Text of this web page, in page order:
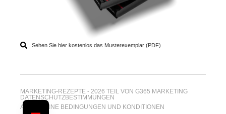
Sehen Sie hier kostenlos das Musterexemplar (PDF)
MARKETING-REZEPTE - 2026 TEIL VON G365 MARKETING
DATENSCHUTZBESTIMMUNGEN
ALLGEMEINE BEDINGUNGEN UND KONDITIONEN